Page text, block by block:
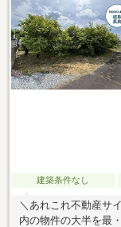
建築条件なし
＼あれこれ不動産サ
内の物件の大半を最